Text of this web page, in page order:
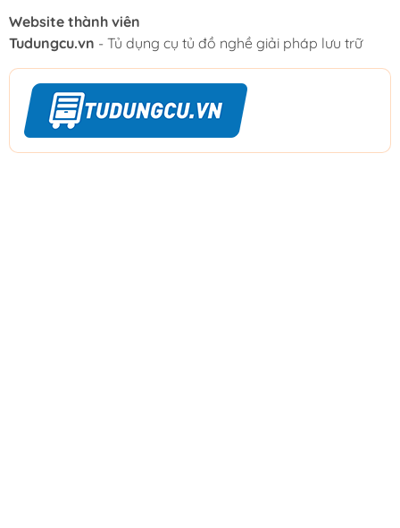
Website thành viên
Tudungcu.vn - Tủ dụng cụ tủ đồ nghề giải pháp lưu trữ